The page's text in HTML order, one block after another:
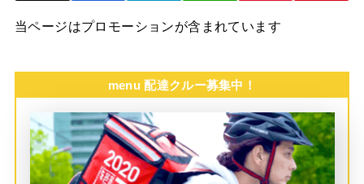
当ページはプロモーションが含まれています
menu 配達クルー募集中！